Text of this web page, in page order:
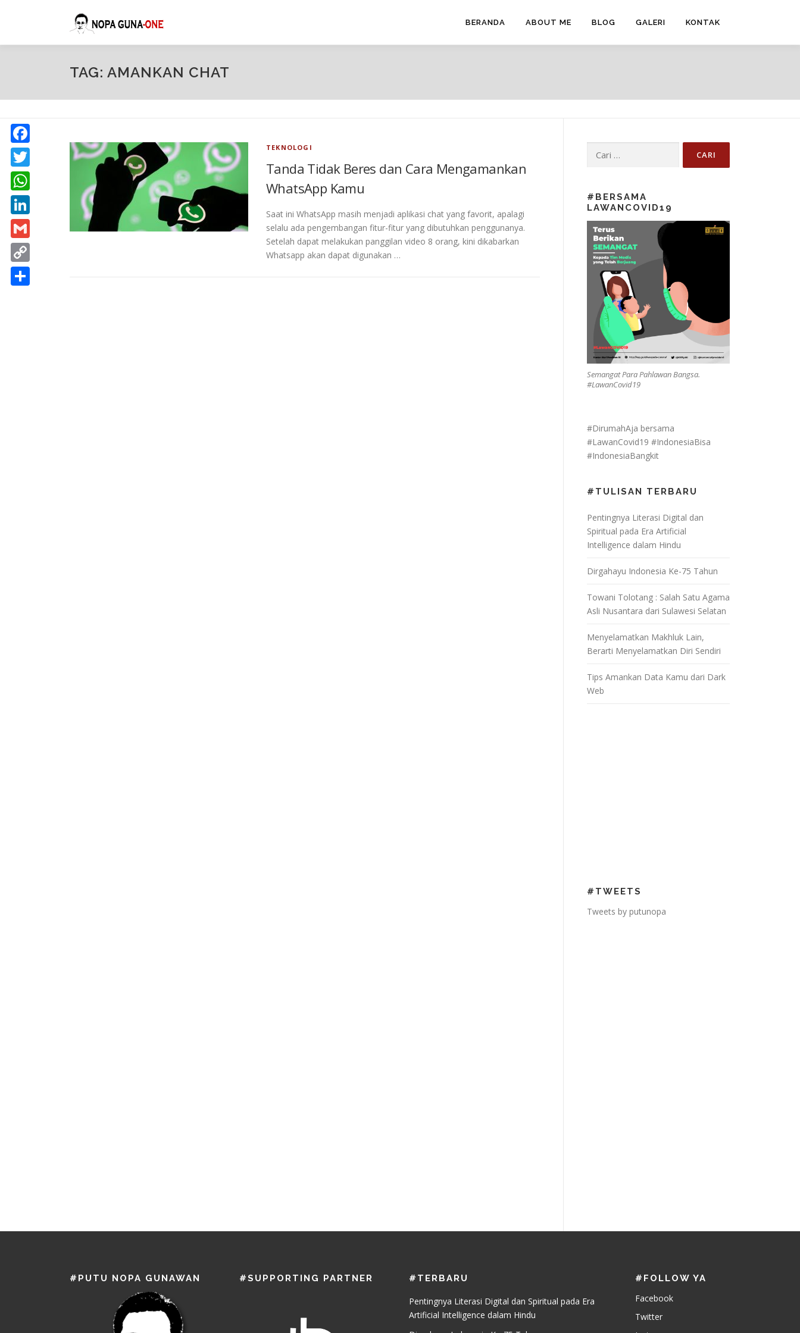
BERANDA ABOUT ME BLOG GALERI KONTAK
TAG: AMANKAN CHAT
TEKNOLOGI
Tanda Tidak Beres dan Cara Mengamankan
WhatsApp Kamu
Saat ini WhatsApp masih menjadi aplikasi chat yang favorit, apalagi
selalu ada pengembangan fitur-fitur yang dibutuhkan penggunanya.
Setelah dapat melakukan panggilan video 8 orang, kini dikabarkan
Whatsapp akan dapat digunakan …
#BERSAMA
LAWANCOVID19
Semangat Para Pahlawan Bangsa.
#LawanCovid19
#DirumahAja bersama
#LawanCovid19 #IndonesiaBisa
#IndonesiaBangkit
#TULISAN TERBARU
Pentingnya Literasi Digital dan
Spiritual pada Era Artificial
Intelligence dalam Hindu
Dirgahayu Indonesia Ke-75 Tahun
Towani Tolotang : Salah Satu Agama
Asli Nusantara dari Sulawesi Selatan
Menyelamatkan Makhluk Lain,
Berarti Menyelamatkan Diri Sendiri
Tips Amankan Data Kamu dari Dark
Web
#TWEETS
Tweets by putunopa
#PUTU NOPA GUNAWAN #SUPPORTING PARTNER #TERBARU
Pentingnya Literasi Digital dan Spiritual pada Era
Artificial Intelligence dalam Hindu
#FOLLOW YA
Facebook
Twitter
Facebook
Twitter
WhatsApp
LinkedIn
Gmail
Copy